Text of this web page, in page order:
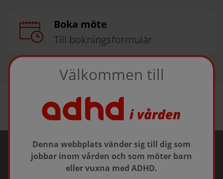
Boka möte
Till bokningsformulär
Välkommen till
Denna webbplats vänder sig till dig som
jobbar inom vården och som möter barn
eller vuxna med ADHD.